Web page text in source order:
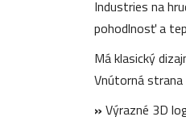
Industries na
pohodlnosť a
Má klasický
Vnútorná strana
» Výrazné 3D